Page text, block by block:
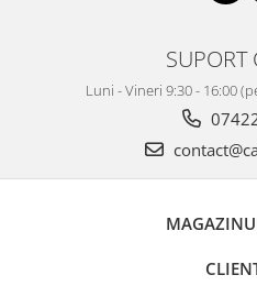
SUPORT
Luni - Vineri 9:30 - 16:00